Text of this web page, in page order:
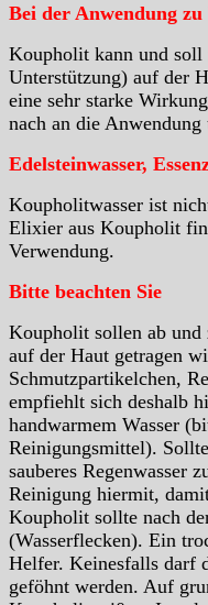
Bei der Anwendung zu
Koupholit kann und
Unterstützung) auf der
eine sehr starke
nach an die
Edelsteinwasser,
Koupholitwasser ist
Elixier aus Koupholit
Verwendung.
Bitte beachten Sie
Koupholit sollen ab
auf der Haut getragen
Schmutzpartikelchen,
empfiehlt sich deshalb
handwarmem Wasser
Reinigungsmittel).
sauberes Regenwasser
Reinigung hiermit,
Koupholit sollte nach
(Wasserflecken). Ein
Helfer. Keinesfalls darf
geföhnt werden. Auf